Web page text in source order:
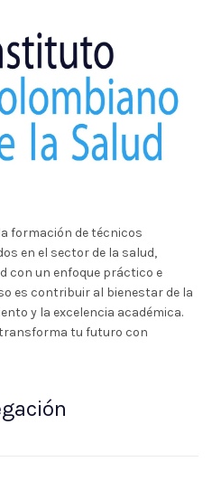
formación de técnicos
en el sector de la salud,
con un enfoque práctico e
es contribuir al bienestar de la
y la excelencia académica.
transforma tu futuro con